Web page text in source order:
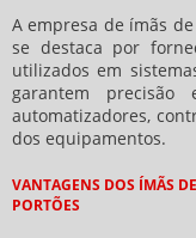
Aempresa de ímãs
se destaca por
utilizados em
garantem precisão
automatizadores,
dos equipamentos.
VANTAGENS DOS ÍMÃS
PORTÕES